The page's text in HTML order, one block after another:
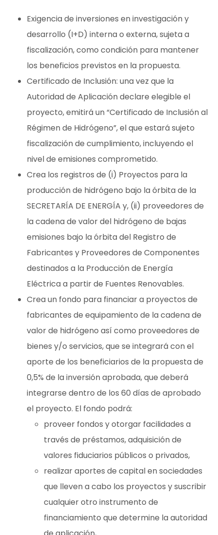
Exigencia de inversiones en investigación y
desarrollo (I+D) interna o externa, sujeta a
fiscalización, como condición para mantener
los beneficios previstos en la propuesta.
Certificado de Inclusión: una vez que la
Autoridad de Aplicación declare elegible el
proyecto, emitirá un “Certificado de Inclusión al
Régimen de Hidrógeno”, el que estará sujeto
fiscalización de cumplimiento, incluyendo el
nivel de emisiones comprometido.
Crea los registros de (i) Proyectos para la
producción de hidrógeno bajo la órbita de la
SECRETARÍA DE ENERGÍA y, (ii) proveedores de
la cadena de valor del hidrógeno de bajas
emisiones bajo la órbita del Registro de
Fabricantes y Proveedores de Componentes
destinados a la Producción de Energía
Eléctrica a partir de Fuentes Renovables.
Crea un fondo para financiar a proyectos de
fabricantes de equipamiento de la cadena de
valor de hidrógeno así como proveedores de
bienes y/o servicios, que se integrará con el
aporte de los beneficiarios de la propuesta de
0,5% de la inversión aprobada, que deberá
integrarse dentro de los 60 días de aprobado
el proyecto. El fondo podrá:
proveer fondos y otorgar facilidades a
través de préstamos, adquisición de
valores fiduciarios públicos o privados,
realizar aportes de capital en sociedades
que lleven a cabo los proyectos y suscribir
cualquier otro instrumento de
financiamiento que determine la autoridad